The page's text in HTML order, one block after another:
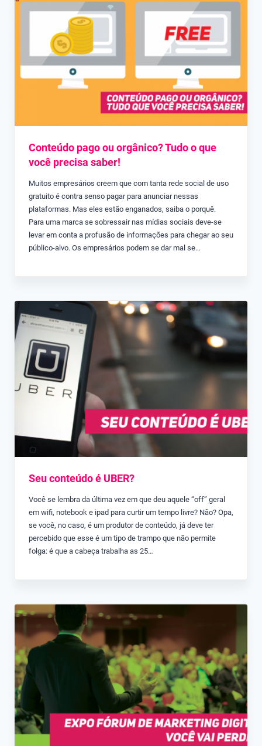
Conteúdo pago ou orgânico? Tudo o que
você precisa saber!
Muitos empresários creem que com tanta rede social de uso
gratuito é contra senso pagar para anunciar nessas
plataformas. Mas eles estão enganados, saiba o porquê.
Para uma marca se sobressair nas mídias sociais deve-se
levar em conta a profusão de informações para chegar ao seu
público-alvo. Os empresários podem se dar mal se…
Seu conteúdo é UBER?
Você se lembra da última vez em que deu aquele “off” geral
em wifi, notebook e ipad para curtir um tempo livre? Não? Opa,
se você, no caso, é um produtor de conteúdo, já deve ter
percebido que esse é um tipo de trampo que não permite
folga: é que a cabeça trabalha as 25…